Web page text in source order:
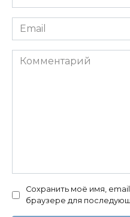
*
Email
*
Комментарий
Сохранить моё имя,
браузере для